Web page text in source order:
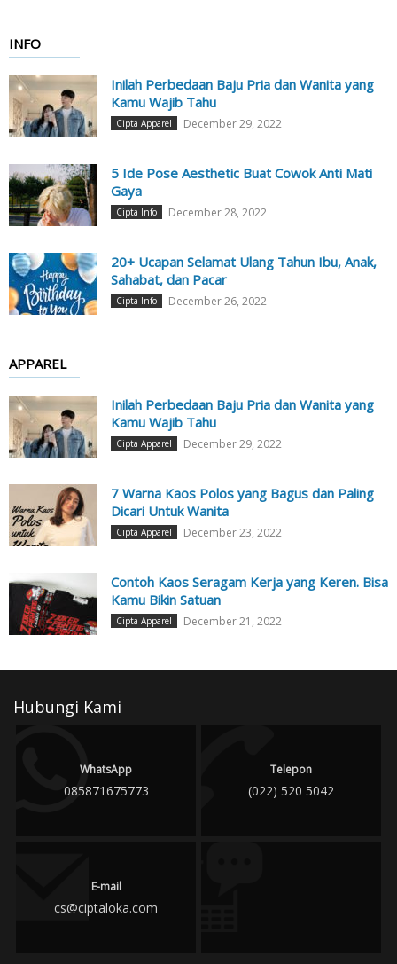
INFO
Inilah Perbedaan Baju Pria dan Wanita yang
Kamu Wajib Tahu
Cipta Apparel December 29, 2022
5 Ide Pose Aesthetic Buat Cowok Anti Mati
Gaya
Cipta Info December 28, 2022
20+ Ucapan Selamat Ulang Tahun Ibu, Anak,
Sahabat, dan Pacar
Cipta Info December 26, 2022
APPAREL
Inilah Perbedaan Baju Pria dan Wanita yang
Kamu Wajib Tahu
Cipta Apparel December 29, 2022
7 Warna Kaos Polos yang Bagus dan Paling
Dicari Untuk Wanita
Cipta Apparel December 23, 2022
Contoh Kaos Seragam Kerja yang Keren. Bisa
Kamu Bikin Satuan
Cipta Apparel December 21, 2022
Hubungi Kami
WhatsApp
085871675773
Telepon
(022) 520 5042
E-mail
cs@ciptaloka.com